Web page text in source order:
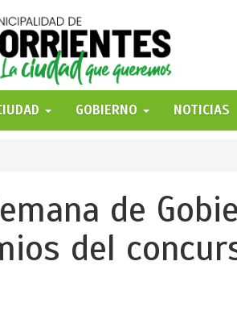
GOBIERNO NOTICIAS
de
del